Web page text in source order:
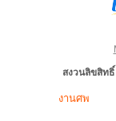
สงวนลิขสิท
งานศพ